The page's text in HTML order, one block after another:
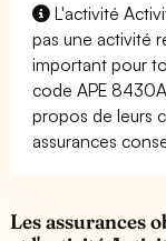
L'activité
pas une activité
important pour
code APE
propos de leurs
assurances
Les assurances